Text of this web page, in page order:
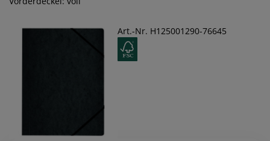
Art.-Nr. H125001290-76645